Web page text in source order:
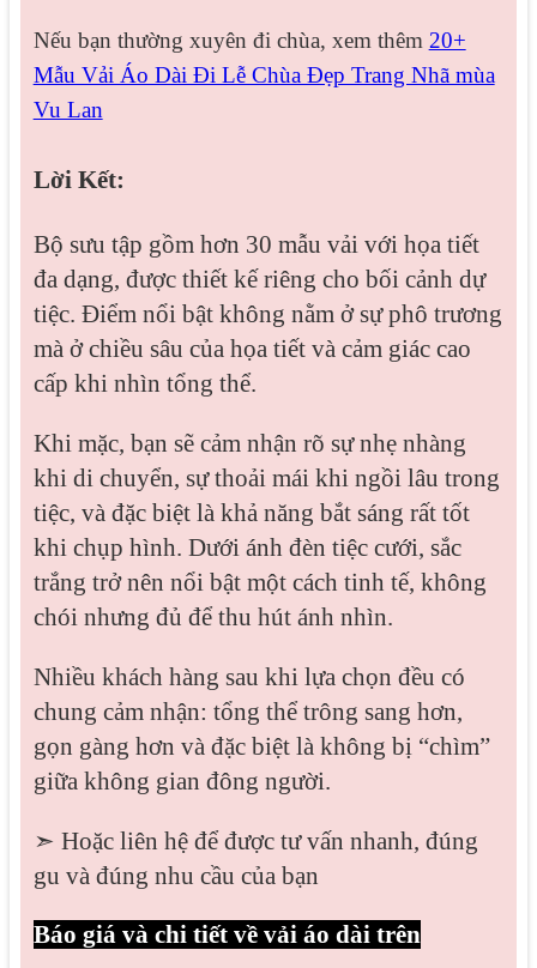
Nếu bạn thường xuyên đi chùa, xem thêm 20+
Mẫu Vải Áo Dài Đi Lễ Chùa Đẹp Trang Nhã mùa
Vu Lan
Lời Kết:
Bộ sưu tập gồm hơn 30 mẫu vải với họa tiết
đa dạng, được thiết kế riêng cho bối cảnh dự
tiệc. Điểm nổi bật không nằm ở sự phô trương
mà ở chiều sâu của họa tiết và cảm giác cao
cấp khi nhìn tổng thể.
Khi mặc, bạn sẽ cảm nhận rõ sự nhẹ nhàng
khi di chuyển, sự thoải mái khi ngồi lâu trong
tiệc, và đặc biệt là khả năng bắt sáng rất tốt
khi chụp hình. Dưới ánh đèn tiệc cưới, sắc
trắng trở nên nổi bật một cách tinh tế, không
chói nhưng đủ để thu hút ánh nhìn.
Nhiều khách hàng sau khi lựa chọn đều có
chung cảm nhận: tổng thể trông sang hơn,
gọn gàng hơn và đặc biệt là không bị “chìm”
giữa không gian đông người.
➣ Hoặc liên hệ để được tư vấn nhanh, đúng
gu và đúng nhu cầu của bạn
Báo giá và chi tiết về vải áo dài trên